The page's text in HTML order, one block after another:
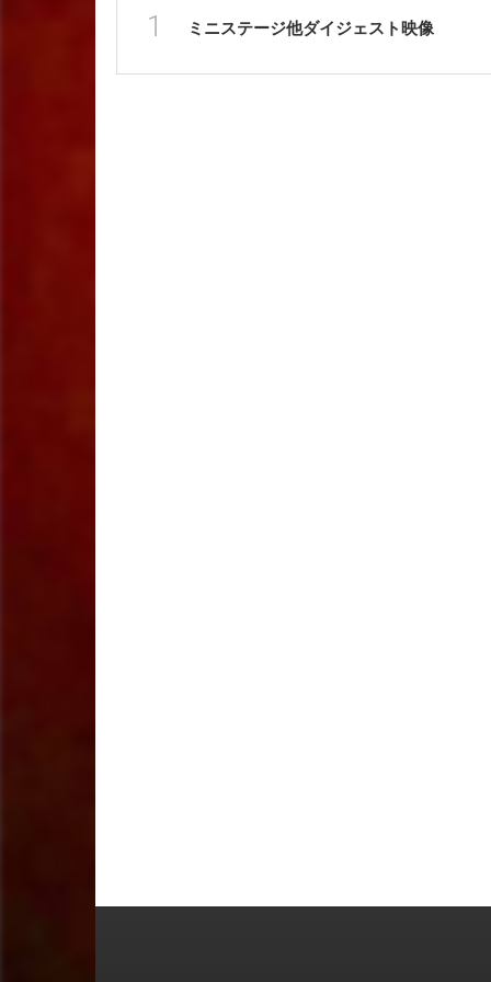
1 ミニステージ他ダイジェスト映像